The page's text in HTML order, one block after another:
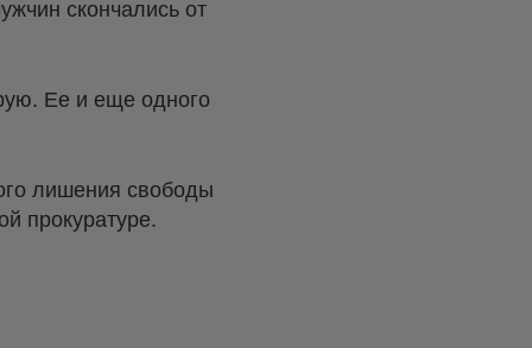
скончались от
Ее и еще одного
лишения свободы
прокуратуре.